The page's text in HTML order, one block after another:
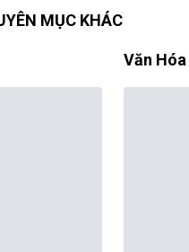
MỤC KHÁC
Văn Hóa